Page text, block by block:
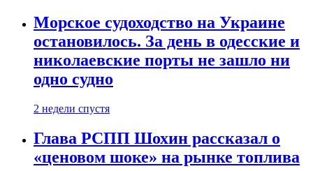
Морское судоходство на Украине
остановилось. За день в одесские и
николаевские порты не зашло ни
одно судно
2 недели спустя
Глава РСПП Шохин рассказал о
«ценовом шоке» на рынке топлива